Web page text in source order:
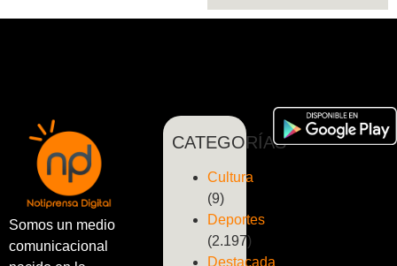
Somos un medio
comunicacional
CATEGORÍAS
Cultura
(9)
Deportes
(2.197)
Destacada